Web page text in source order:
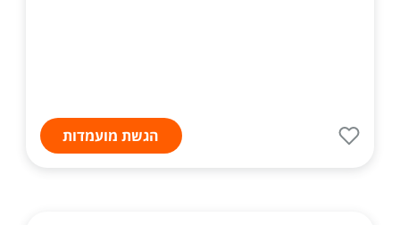
הגשת מועמדות